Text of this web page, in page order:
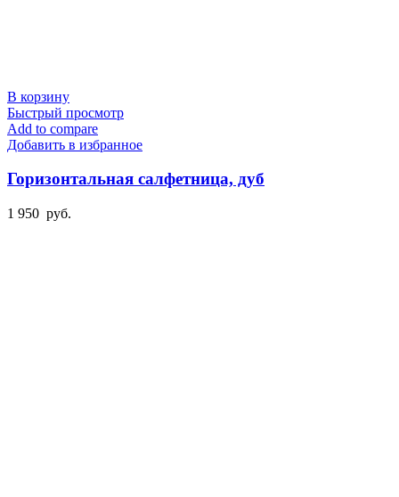
В корзину
Быстрый просмотр
Add to compare
Добавить в избранное
Горизонтальная салфетница, дуб
1 950 руб.